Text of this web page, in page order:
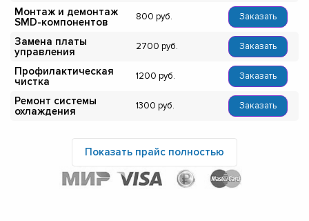
Монтаж и демонтаж
SMD-компонентов
800 Заказать
Замена платы
управления
2700 Заказать
Профилактическая
чистка
1200 Заказать
Ремонт системы
охлаждения
1300 Заказать
Показать прайс полностью